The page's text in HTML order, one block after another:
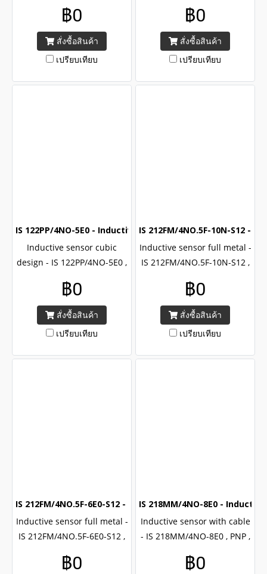
LCS-2 series , M30 , CE
certified with IP67
฿0
สั่งซื้อสินค้า
เปรียบเทียบ
Leuze 122 series , CE
certified with IP67
฿0
สั่งซื้อสินค้า
เปรียบเทียบ
IS 122PP/4NO-5E0 - Inductive sensor (Cubic) (PNP NO)
Inductive sensor cubic
design - IS 122PP/4NO-5E0 ,
Leuze 122 series , CE
certified with IP67
฿0
สั่งซื้อสินค้า
เปรียบเทียบ
IS 212FM/4NO.5F-10N-S12 -
Inductive sensor full metal -
IS 212FM/4NO.5F-10N-S12 ,
Leuze 212 series , CE
certified with IP68/69K
฿0
สั่งซื้อสินค้า
เปรียบเทียบ
IS 212FM/4NO.5F-6E0-S12 - Inductive sensor (M12) (PNP NO)
Inductive sensor full metal -
IS 212FM/4NO.5F-6E0-S12 ,
Leuze 212 series , CE
฿0
IS 218MM/4NO-8E0 -
Inductive sensor with cable
- IS 218MM/4NO-8E0 , PNP ,
218 series , CE certified with
฿0